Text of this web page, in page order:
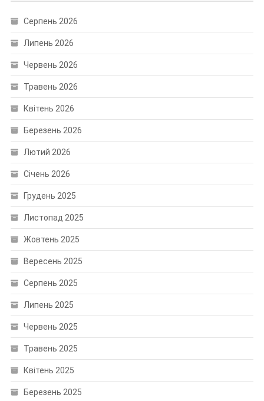
Серпень 2026
Липень 2026
Червень 2026
Травень 2026
Квітень 2026
Березень 2026
Лютий 2026
Січень 2026
Грудень 2025
Листопад 2025
Жовтень 2025
Вересень 2025
Серпень 2025
Липень 2025
Червень 2025
Травень 2025
Квітень 2025
Березень 2025